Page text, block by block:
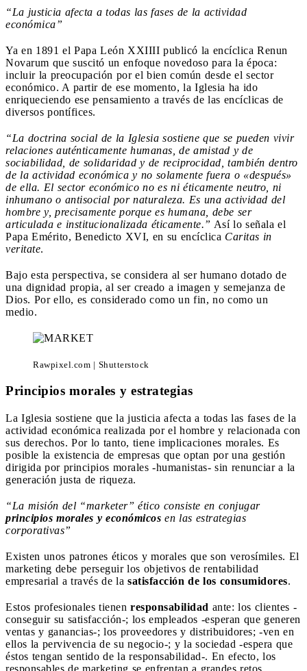
“La justicia afecta a todas las fases de la actividad
económica”
Ya en 1891 el Papa León XXIIII publicó la encíclica Renun
Novarum que suscitó un enfoque novedoso para la época:
incluir la preocupación por el bien común desde el sector
económico. A partir de ese momento, la Iglesia ha ido
enriqueciendo ese pensamiento a través de las encíclicas de
diversos pontífices.
“La doctrina social de la Iglesia sostiene que se pueden vivir
relaciones auténticamente humanas, de amistad y de
sociabilidad, de solidaridad y de reciprocidad, también dentro
de la actividad económica y no solamente fuera o «después»
de ella. El sector económico no es ni éticamente neutro, ni
inhumano o antisocial por naturaleza. Es una actividad del
hombre y, precisamente porque es humana, debe ser
articulada e institucionalizada éticamente.” Así lo señala el
Papa Emérito, Benedicto XVI, en su encíclica Caritas in
veritate.
Bajo esta perspectiva, se considera al ser humano dotado de
una dignidad propia, al ser creado a imagen y semejanza de
Dios. Por ello, es considerado como un fin, no como un
medio.
Rawpixel.com | Shutterstock
Principios morales y estrategias
La Iglesia sostiene que la justicia afecta a todas las fases de la
actividad económica realizada por el hombre y relacionada con
sus derechos. Por lo tanto, tiene implicaciones morales. Es
posible la existencia de empresas que optan por una gestión
dirigida por principios morales -humanistas- sin renunciar a la
generación justa de riqueza.
“La misión del “marketer” ético consiste en conjugar
principios morales y económicos en las estrategias
corporativas”
Existen unos patrones éticos y morales que son verosímiles. El
marketing debe perseguir los objetivos de rentabilidad
empresarial a través de la satisfacción de los consumidores.
Estos profesionales tienen responsabilidad ante: los clientes -
conseguir su satisfacción-; los empleados -esperan que generen
ventas y ganancias-; los proveedores y distribuidores; -ven en
ellos la pervivencia de su negocio-; y la sociedad -espera que
éstos tengan sentido de la responsabilidad-. En efecto, los
responsables de marketing se enfrentan a grandes retos.